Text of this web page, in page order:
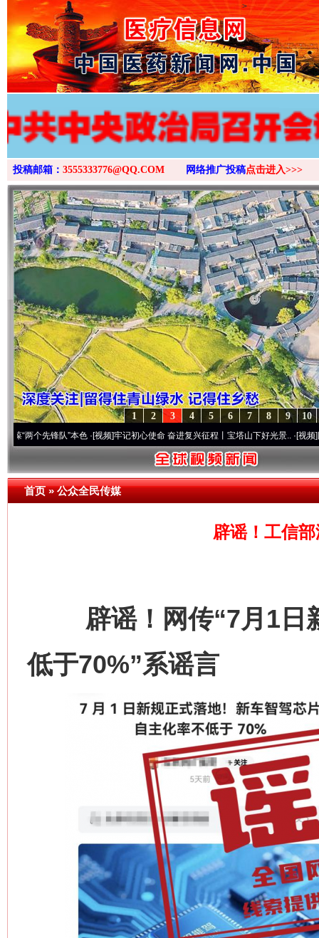
>
投稿邮箱： 3555333776@QQ.COM 网络推广投稿点击进入>>>
10
9
8
7
6
5
4
3
2
1
锋队”本色·[视频]牢记初心使命 奋进复兴征程丨宝塔山下好光景..·[视频]因党而生
首页»公众全民传媒
辟谣！工信
辟谣！网传“7月1日
低于70%”系谣言